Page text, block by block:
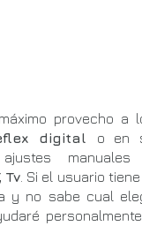
provecho a
digital o en
Tv. Si el usuario
y no sabe cual